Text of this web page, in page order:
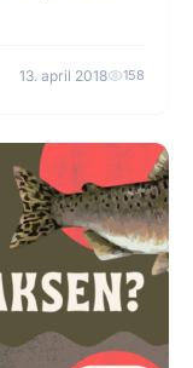
13. april 2018 158